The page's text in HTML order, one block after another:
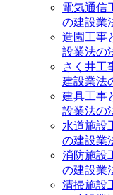
電気通信
の建設業
造園工事
設業法の
さく井工
建設業法
建具工事
設業法の
水道施設
の建設業
消防施設
の建設業
清掃施設